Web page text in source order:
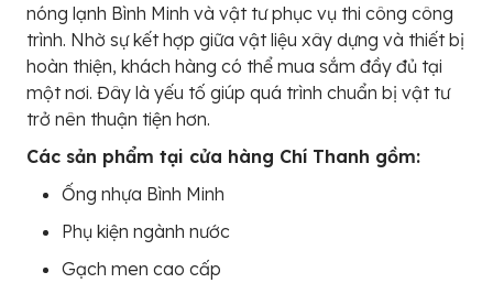
nóng lạnh Bình Minh và vật tư phục vụ thi công công
trình. Nhờ sự kết hợp giữa vật liệu xây dựng và thiết bị
hoàn thiện, khách hàng có thể mua sắm đầy đủ tại
một nơi. Đây là yếu tố giúp quá trình chuẩn bị vật tư
trở nên thuận tiện hơn.
Các sản phẩm tại cửa hàng Chí Thanh gồm:
Ống nhựa Bình Minh
Phụ kiện ngành nước
Gạch men cao cấp